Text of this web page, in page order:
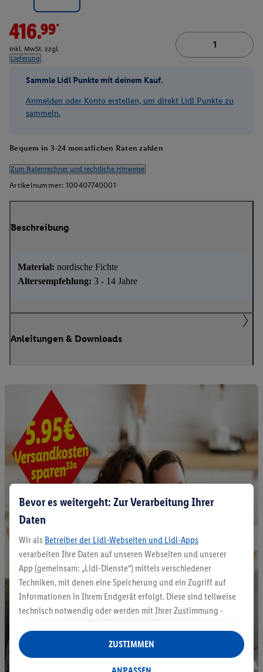
416.99*
inkl. MwSt. zzgl.
Lieferung
Sammle Lidl Punkte mit deinem Kauf.
Anmelden oder Konto erstellen, um direkt Lidl Punkte zu
sammeln.
Bequem in 3-24 monatlichen Raten zahlen
Zum Ratenrechner und rechtliche Hinweise
Artikelnummer: 100407740001
Beschreibung
Material: nordische Fichte
Altersempfehlung: 3 - 14 Jahre
Anleitungen & Downloads
Bevor es weitergeht: Zur Verarbeitung Ihrer
Daten
Wir als Betreiber der Lidl-Webseiten und Lidl-Apps
verarbeiten Ihre Daten auf unseren Webseiten und unserer
App (gemeinsam: „Lidl-Dienste“) mittels verschiedener
Techniken, mit denen eine Speicherung und ein Zugriff auf
Informationen in Ihrem Endgerät erfolgt. Diese sind teilweise
technisch notwendig oder werden mit Ihrer Zustimmung -
auch durch Partner (u.a.
Verantwortliche; im Zusammenhang mit dem IAB TCF
insgesamt
Statistik-Erstellung oder für personalisierte Werbung
ZUSTIMMEN